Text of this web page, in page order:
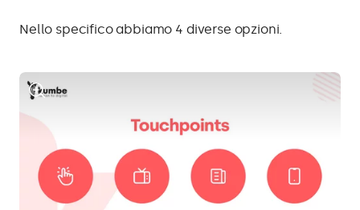
Nello specifico abbiamo 4 diverse opzioni.